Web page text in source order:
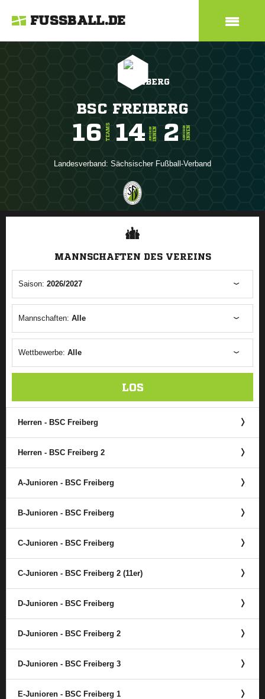
FUSSBALL.DE
BSC FREIBERG
16 TEAMS 14 JUNIORENINNEN 2 SENIORENINNEN
Landesverband: Sächsischer Fußball-Verband
ANZEIGE
MANNSCHAFTEN DES VEREINS
Saison: 2026/2027
Mannschaften: Alle
Wettbewerbe: Alle
LOS
Herren - BSC Freiberg
Herren - BSC Freiberg 2
A-Junioren - BSC Freiberg
B-Junioren - BSC Freiberg
C-Junioren - BSC Freiberg
C-Junioren - BSC Freiberg 2 (11er)
D-Junioren - BSC Freiberg
D-Junioren - BSC Freiberg 2
D-Junioren - BSC Freiberg 3
E-Junioren - BSC Freiberg 1